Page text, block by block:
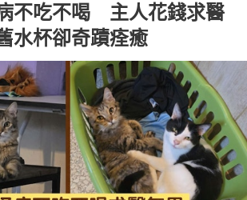
不吃不喝 主人花錢求醫
杯卻奇蹟痊癒